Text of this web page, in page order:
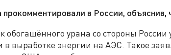
в России, объяснив,
обогащённого урана со стороны
выработке энергии на АЭС. Такое